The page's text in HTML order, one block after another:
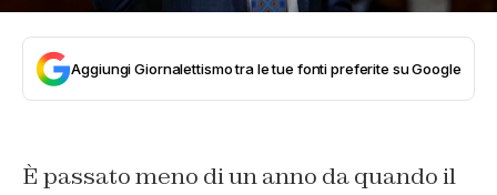
Aggiungi Giornalettismo tra le tue fonti preferite su Google
È passato meno di un anno da quando il